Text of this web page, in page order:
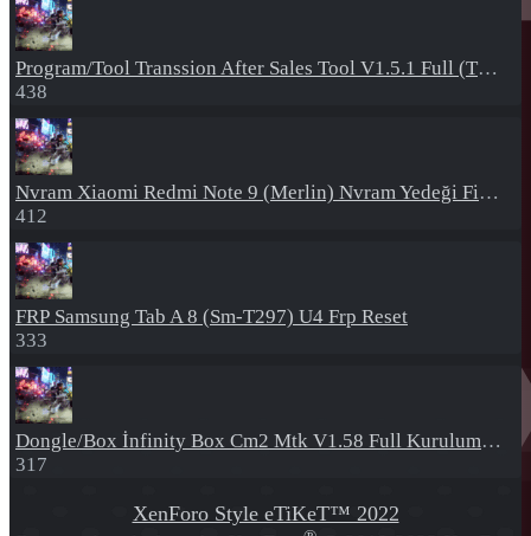
Program/Tool Transsion After Sales Tool V1.5.1 Full (Tüm Mtk Işlemcili Cihazları Meta Moda Alma)
438
Nvram Xiaomi Redmi Note 9 (Merlin) Nvram Yedeği Fix Nv By Dft Pro
412
FRP Samsung Tab A 8 (Sm-T297) U4 Frp Reset
333
Dongle/Box İnfinity Box Cm2 Mtk V1.58 Full Kurulum+Crack
317
XenForo Style eTiKeT™ 2022